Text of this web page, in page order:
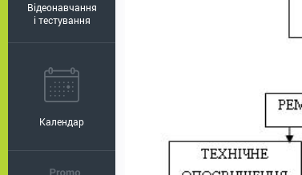
Відеонавчання
і тестування
Календар